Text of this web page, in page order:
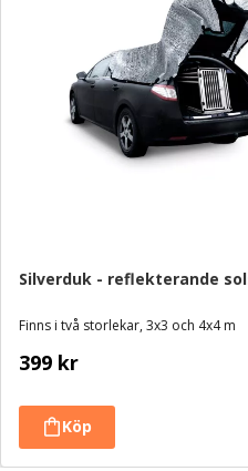
Silverduk - reflekterande
Finns i två storlekar, 3x3 och 4x4 m
399 kr